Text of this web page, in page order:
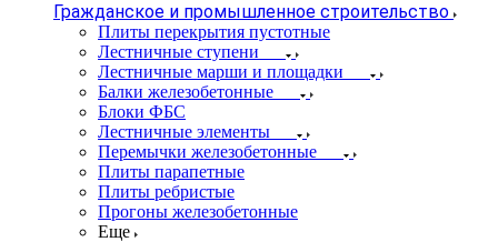
Гражданское и промышленное строительство
Плиты перекрытия пустотные
Лестничные ступени
Лестничные марши и площадки
Балки железобетонные
Блоки ФБС
Лестничные элементы
Перемычки железобетонные
Плиты парапетные
Плиты ребристые
Прогоны железобетонные
Еще